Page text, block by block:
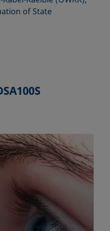
of State